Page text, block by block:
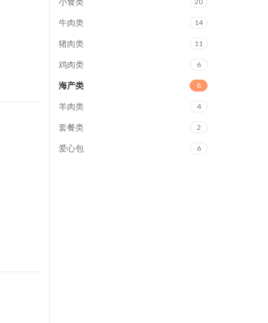
牛肉类 14
猪肉类 11
鸡肉类 6
海产类 8
羊肉类 4
套餐类 2
爱心包 6